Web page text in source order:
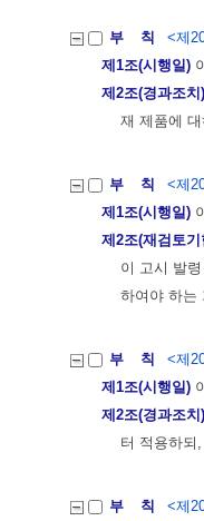
부 칙
<제
제1조(시행일)
제2조(경과조치)
재 제품에
부 칙
<제
제1조(시행일)
제2조(재검토기
이 고시 발
하여야 하는
부 칙
<제
제1조(시행일)
제2조(경과조치)
터 적용하되
부 칙
<제